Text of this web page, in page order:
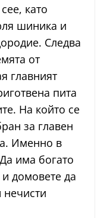
като
шиника и
Следва
от
главният
пита
На който се
за главен
Именно в
има богато
домовете да
нечисти